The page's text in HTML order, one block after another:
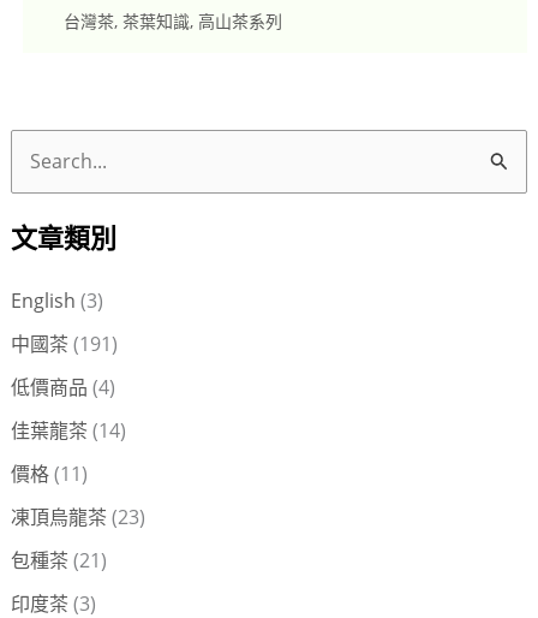
台灣茶, 茶葉知識, 高山茶系列
關
文章類別
English (3)
中國茶 (191)
低價商品 (4)
佳葉龍茶 (14)
價格(11)
凍頂烏龍茶 (23)
包種茶 (21)
印度茶 (3)